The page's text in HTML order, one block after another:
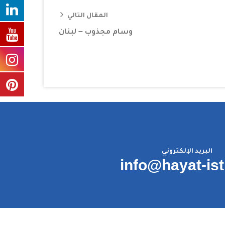
المقال التالي
وسام مجذوب – لبنان
البريد الإلكتروني
info@hayat-